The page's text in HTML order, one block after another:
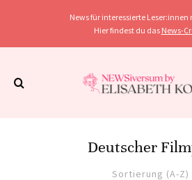
News für interessierte
Hier findest du das News-
Deutscher
Sortierung (A-Z)